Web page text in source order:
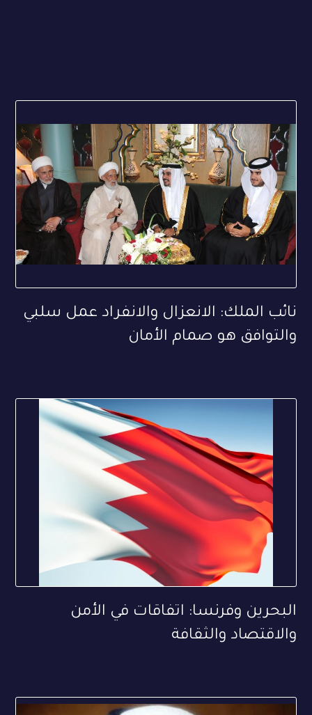
نائب الملك: الانعزال والانفراد عمل سلبي
والتوافق هو صمام الأمان
البحرين وفرنسا: اتفاقات في الأمن
والاقتصاد والثقافة